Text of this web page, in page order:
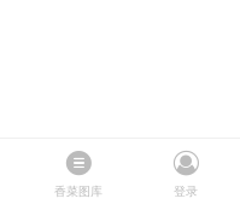
香菜图库 登录